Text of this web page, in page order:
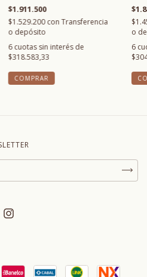
$1.911.500
$1.529.200con Transferencia
o depósito
6cuotas sin interés de
$318.583,33
COMPRAR
o
6